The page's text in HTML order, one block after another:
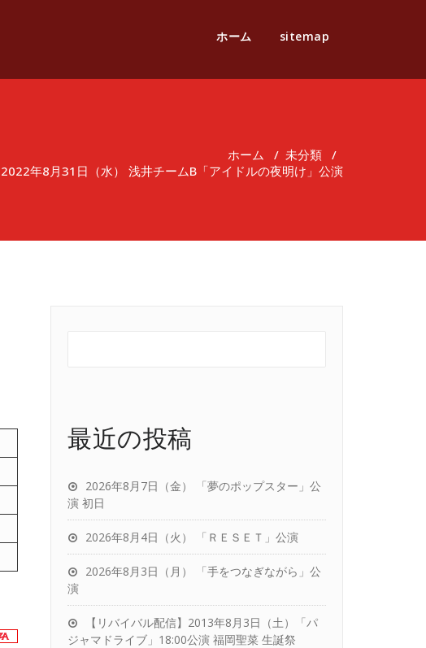
ホーム sitemap
ホーム / 未分類 /
2022年8月31日（水） 浅井チームB「アイドルの夜明け」公演
最近の投稿
2026年8月7日（金） 「夢のポップスター」公
演 初日
2026年8月4日（火） 「ＲＥＳＥＴ」公演
2026年8月3日（月） 「手をつなぎながら」公
演
【リバイバル配信】2013年8月3日（土）「パ
ジャマドライブ」18:00公演 福岡聖菜 生誕祭